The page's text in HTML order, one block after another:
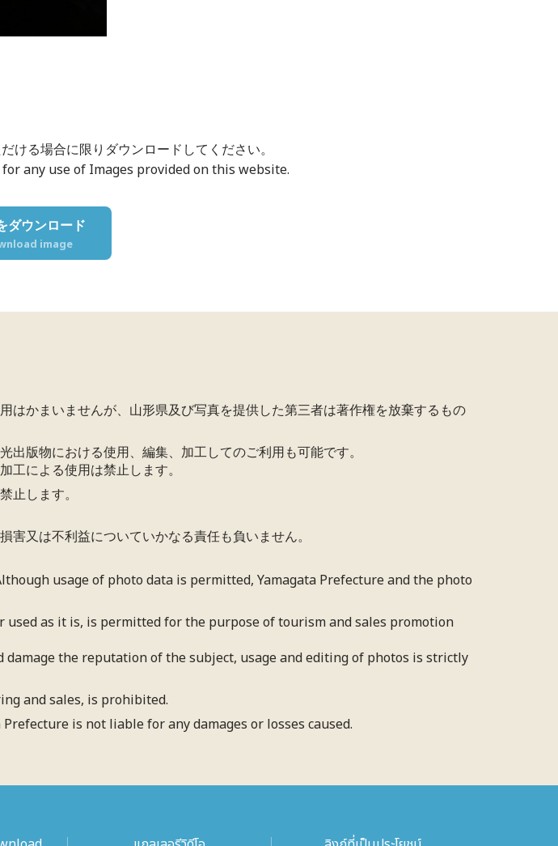
ける場合に限りダウンロードしてください。
any use of Images provided on this website.
ダウンロード
image
かまいませんが、山形県及び写真を提供した第三者は著作権を放棄するもの
版物における使用、編集、加工してのご利用も可能です。
による使用は禁止します。
止します。
又は不利益についていかなる責任も負いません。
usage of photo data is permitted, Yamagata Prefecture and the photo
as it is, is permitted for the purpose of tourism and sales promotion
the reputation of the subject, usage and editing of photos is strictly
and sales, is prohibited.
is not liable for any damages or losses caused.